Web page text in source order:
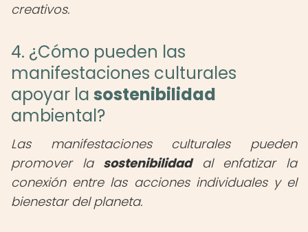
creativos.
4. ¿Cómo pueden las
manifestaciones culturales
apoyar la sostenibilidad
ambiental?
Las manifestaciones culturales pueden
promover la sostenibilidadal enfatizar la
conexión entre las acciones individuales y el
bienestar del planeta.